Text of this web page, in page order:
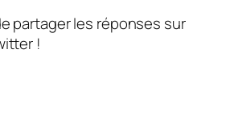
partager les réponses sur
!